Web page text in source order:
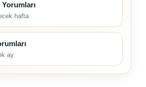
hafta
ay